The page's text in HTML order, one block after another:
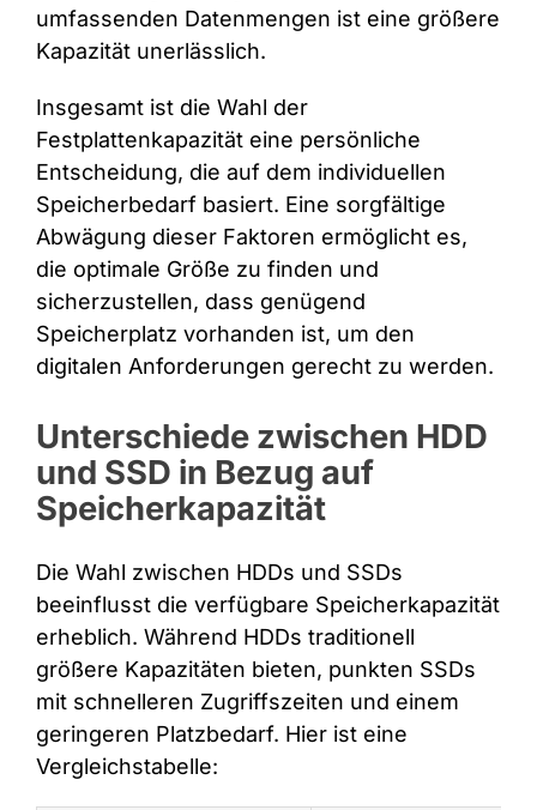
umfassenden Datenmengen ist eine größere
Kapazität unerlässlich.
Insgesamt ist die Wahl der
Festplattenkapazität eine persönliche
Entscheidung, die auf dem individuellen
Speicherbedarf basiert. Eine sorgfältige
Abwägung dieser Faktoren ermöglicht es,
die optimale Größe zu finden und
sicherzustellen, dass genügend
Speicherplatz vorhanden ist, um den
digitalen Anforderungen gerecht zu werden.
Unterschiede zwischen HDD
und SSD in Bezug auf
Speicherkapazität
Die Wahl zwischen HDDs und SSDs
beeinflusst die verfügbare Speicherkapazität
erheblich. Während HDDs traditionell
größere Kapazitäten bieten, punkten SSDs
mit schnelleren Zugriffszeiten und einem
geringeren Platzbedarf. Hier ist eine
Vergleichstabelle: